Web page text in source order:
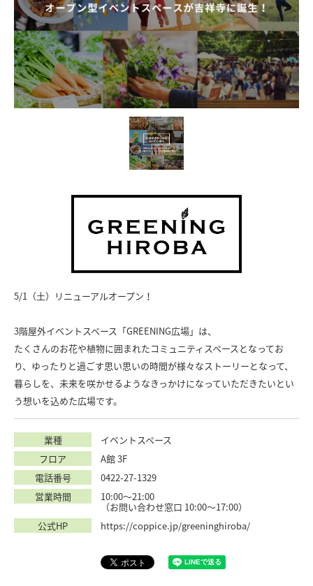
5/1（土）リニューアルオープン！
3階屋外イベントスペース「GREENING広場」は、
たくさんのお花や植物に囲まれたコミュニティスペースとなってお
り、ゆったりと過ごす思い思いの時間が様々なストーリーとなって、
暮らしを、未来を咲かせるようなきっかけになっていただきたいとい
う想いを込めた広場です。
業種
イベントスペース
フロア
A館 3F
電話番号
0422-27-1329
営業時間
10:00～21:00
（お問い合わせ窓口 10:00～17:00）
公式HP
https://coppice.jp/greeninghiroba/